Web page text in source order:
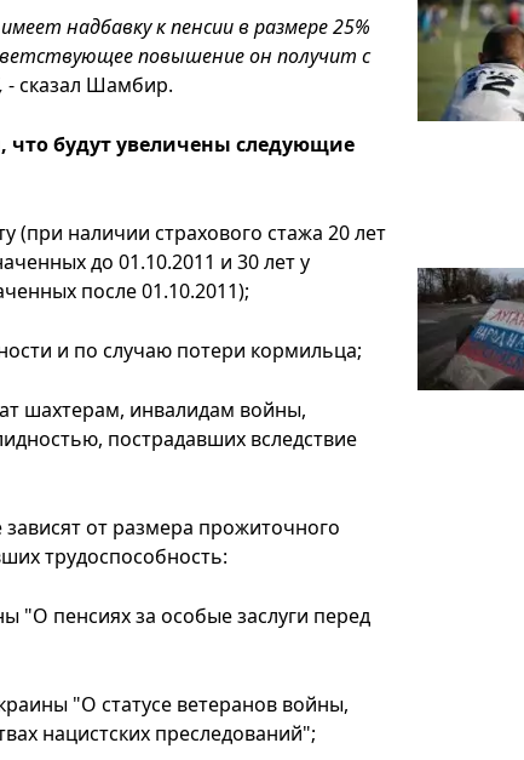
надбавку к пенсии в размере 25%
повышение он получит с
- сказал Шамбир.
будут увеличены следующие
наличии страхового стажа 20 лет
до 01.10.2011 и 30 лет у
после 01.10.2011);
и по случаю потери кормильца;
шахтерам, инвалидам войны,
пострадавших вследствие
от размера прожиточного
трудоспособность:
"О пенсиях за особые заслуги перед
"О статусе ветеранов войны,
нацистских преследований";